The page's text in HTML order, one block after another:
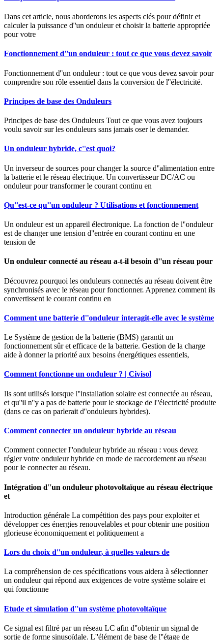
Dans cet article, nous aborderons les aspects clés pour définir et
calculer la puissance d''un onduleur et choisir la batterie appropriée
pour votre
Fonctionnement d''un onduleur : tout ce que vous devez savoir
Fonctionnement d''un onduleur : tout ce que vous devez savoir pour
comprendre son rôle essentiel dans la conversion de l''électricité.
Principes de base des Onduleurs
Principes de base des Onduleurs Tout ce que vous avez toujours
voulu savoir sur les onduleurs sans jamais oser le demander.
Un onduleur hybride, c''est quoi?
Un inverseur de sources pour changer la source d''alimentation entre
la batterie et le réseau électrique. Un convertisseur DC/AC ou
onduleur pour transformer le courant continu en
Qu''est-ce qu''un onduleur ? Utilisations et fonctionnement
Un onduleur est un appareil électronique. La fonction de l''onduleur
est de changer une tension d''entrée en courant continu en une
tension de
Un onduleur connecté au réseau a-t-il besoin d''un réseau pour
Découvrez pourquoi les onduleurs connectés au réseau doivent être
synchronisés avec le réseau pour fonctionner. Apprenez comment ils
convertissent le courant continu en
Comment une batterie d''onduleur interagit-elle avec le système
Le Système de gestion de la batterie (BMS) garantit un
fonctionnement sûr et efficace de la batterie. Gestion de la charge
aide à donner la priorité aux besoins énergétiques essentiels,
Comment fonctionne un onduleur ? | Civisol
Ils sont utilisés lorsque l''installation solaire est connectée au réseau,
et qu''il n''y a pas de batterie pour le stockage de l''électricité produite
(dans ce cas on parlerait d''onduleurs hybrides).
Comment connecter un onduleur hybride au réseau
Comment connecter l''onduleur hybride au réseau : vous devez
régler votre onduleur hybride en mode de raccordement au réseau
pour le connecter au réseau.
Intégration d''un onduleur photovoltaïque au réseau électrique
et
Introduction générale La compétition des pays pour exploiter et
développer ces énergies renouvelables et pour obtenir une position
glorieuse économiquement et politiquement a
Lors du choix d''un onduleur, à quelles valeurs de
La compréhension de ces spécifications vous aidera à sélectionner
un onduleur qui répond aux exigences de votre système solaire et
qui fonctionne
Etude et simulation d''un système photovoltaïque
Ce signal est filtré par un réseau LC afin d''obtenir un signal de
sortie de forme sinusoïdale. L''élément de base de l''étage de